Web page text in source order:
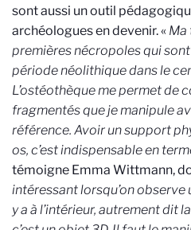
sont aussi un outil
archéologues en devenir. « Ma
premières nécropoles qui
période néolithique dans le
L’ostéothèque me permet de
fragmentés que je manipule
référence. Avoir un support
os, c’est indispensable en
témoigne Emma Wittmann,
intéressant lorsqu’on observe
y a à l’intérieur, autrement dit